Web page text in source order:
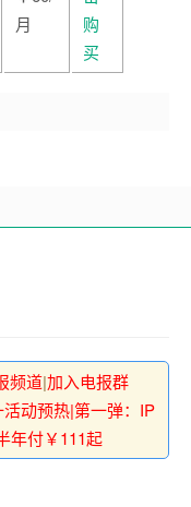
月
购
买
频道|加入电报群
动预热|第一弹：IP
年付￥111起